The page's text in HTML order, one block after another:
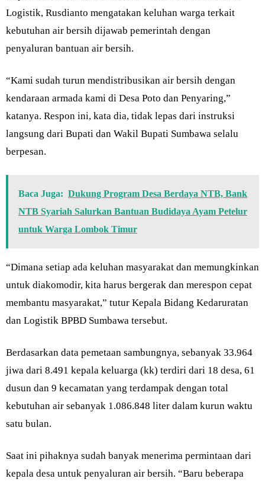
Logistik, Rusdianto mengatakan keluhan warga terkait
kebutuhan air bersih dijawab pemerintah dengan
penyaluran bantuan air bersih.
“Kami sudah turun mendistribusikan air bersih dengan
kendaraan armada kami di Desa Poto dan Penyaring,”
katanya. Respon ini, kata dia, tidak lepas dari instruksi
langsung dari Bupati dan Wakil Bupati Sumbawa selalu
berpesan.
Baca Juga: Dukung Program Desa Berdaya NTB, Bank
NTB Syariah Salurkan Bantuan Budidaya Ayam Petelur
untuk Warga Lombok Timur
“Dimana setiap ada keluhan masyarakat dan memungkinkan
untuk diakomodir, kita harus bergerak dan merespon cepat
membantu masyarakat,” tutur Kepala Bidang Kedaruratan
dan Logistik BPBD Sumbawa tersebut.
Berdasarkan data pemetaan sambungnya, sebanyak 33.964
jiwa dari 8.491 kepala keluarga (kk) terdiri dari 18 desa, 61
dusun dan 9 kecamatan yang terdampak dengan total
kebutuhan air sebanyak 1.086.848 liter dalam kurun waktu
satu bulan.
Saat ini pihaknya sudah banyak menerima permintaan dari
kepala desa untuk penyaluran air bersih. “Baru beberapa